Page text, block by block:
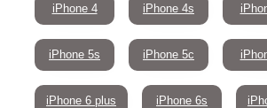
iPhone 4 iPhone 4s
iPhone 5s iPhone 5c
iPhone 6 plus iPhone 6s